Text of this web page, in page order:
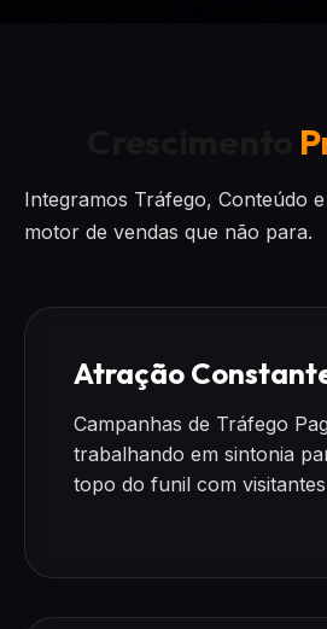
Integramos Tráfego, Conteúdo
motor de vendas que não para.
Atração
Campanhas de Tráfego
trabalhando em sintonia
topo do funil com